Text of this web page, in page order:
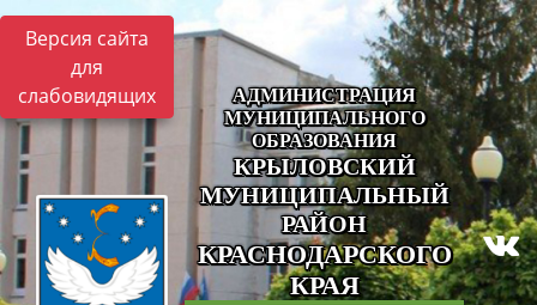
Версия сайта
для
слабовидящих
АДМИНИСТРАЦИЯ
МУНИЦИПАЛЬНОГО
ОБРАЗОВАНИЯ
КРЫЛОВСКИЙ
МУНИЦИПАЛЬНЫЙ
РАЙОН
КРАСНОДАРСКОГО
КРАЯ